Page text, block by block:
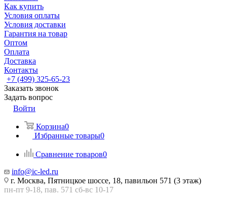
Как купить
Условия оплаты
Условия доставки
Гарантия на товар
Оптом
Оплата
Доставка
Контакты
+7 (499) 325-65-23
Заказать звонок
Задать вопрос
Войти
Корзина0
Избранные товары0
Сравнение товаров0
info@ic-led.ru
г. Москва, Пятницкое шоссе, 18, павильон 571 (3 этаж)
пн-пт 9-18, пав. 571 сб-вс 10-17